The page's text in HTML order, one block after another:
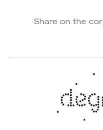
Share on the